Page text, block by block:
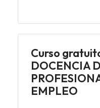
Curso
DOCENCIA
EMPLEO